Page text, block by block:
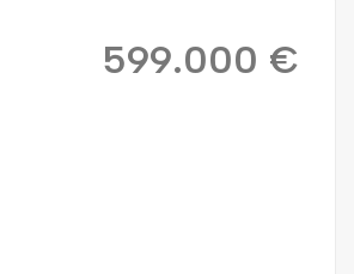
599.000 €